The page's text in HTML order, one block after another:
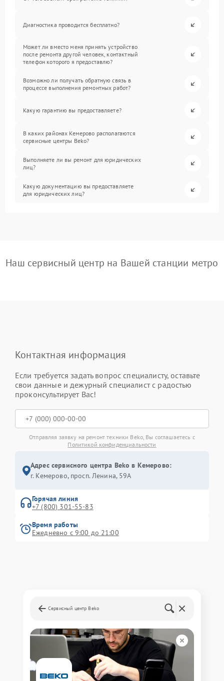
Диагностика проводится бесплатно?
Может ли вместо меня принять устройство
после ремонта другой человек, контактный
телефон которого я предоставлю?
Возможно ли получать обратную связь в
процессе выполнения ремонтных работ?
Какую гарантию вы предоставляете?
В каких районах Кемерово располагаются
сервисные центры Beko?
Выполняете ли вы ремонт для юридических
лиц?
Какую документацию вы предоставляете
для юридических лиц?
Наш сервисный центр на Вашей станции метро
Контактная информация
Если требуется задать вопрос специалисту, оставьте
свои данные и дежурный специалист с радостью
проконсультирует Вас!
Отправляя заявку на ремонт техники Beko, Вы соглашаетесь с
Политикой конфиденциальности
Адрес сервисного центра Beko в Кемерово:
г. Кемерово, просп. Ленина, 59А
Горячая линия
+7 (800) 301-55-83
Время работы
Ежедневно с 9:00 до 21:00
Сервисный центр Beko